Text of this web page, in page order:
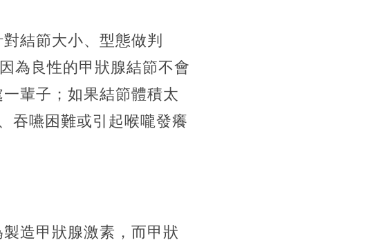
結節大小、型態做判
為良性的甲狀腺結節不會
輩子；如果結節體積太
吞嚥困難或引起喉嚨發癢
造甲狀腺激素，而甲狀